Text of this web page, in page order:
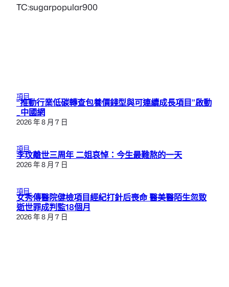
TC:sugarpopular900
項目
“推動行業低碳轉查包養價錢型與可連續成長項目”啟動
_中國網
2026 年 8 月 7 日
項目
李玟離世三周年 二姐哀悼：今生最難熬的一天
2026 年 8 月 7 日
項目
女秀傳醫院健檢項目經紀打針后喪命 醫美醫陌生忽致
逝世罪成判監18個月
2026 年 8 月 7 日